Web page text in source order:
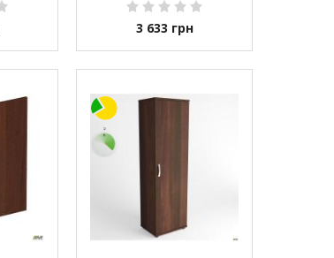
3 633 грн